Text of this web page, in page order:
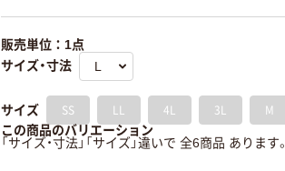
販売単位：1点
サイズ・寸法
サイズ SS LL 4L 3L M
この商品のバリエーション
「サイズ・寸法」「サイズ」違いで 全6商品 あります。